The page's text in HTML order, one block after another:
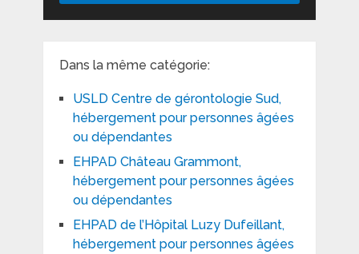
Dans la même catégorie:
USLD Centre de gérontologie Sud,
hébergement pour personnes âgées
ou dépendantes
EHPAD Château Grammont,
hébergement pour personnes âgées
ou dépendantes
EHPAD de l’Hôpital Luzy Dufeillant,
hébergement pour personnes âgées